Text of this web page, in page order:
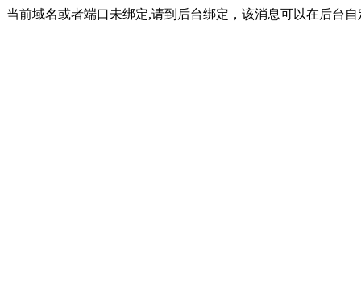
当前域名或者端口未绑定,请到后台绑定，该消息可以在后台自